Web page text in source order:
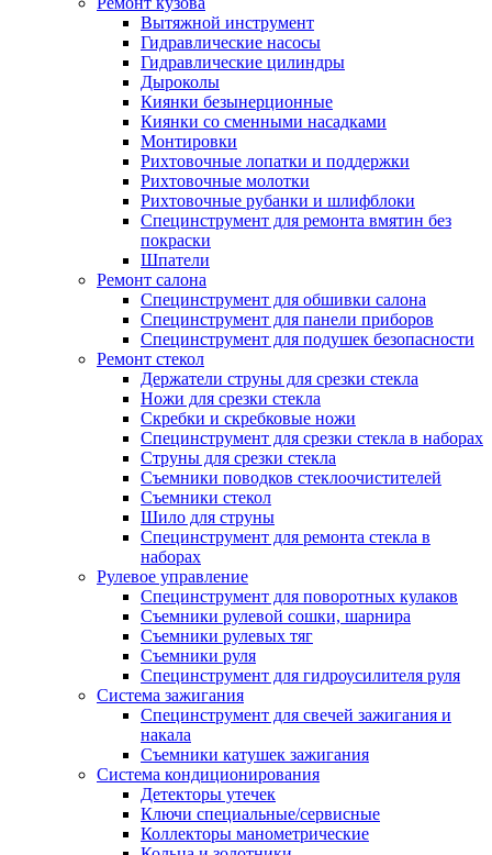
Вытяжной инструмент
Гидравлические насосы
Гидравлические цилиндры
Дыроколы
Киянки безынерционные
Киянки со сменными насадками
Монтировки
Рихтовочные лопатки и поддержки
Рихтовочные молотки
Рихтовочные рубанки и шлифблоки
Специнструмент для ремонта вмятин без
покраски
Шпатели
Ремонт салона
Специнструмент для обшивки салона
Специнструмент для панели приборов
Специнструмент для подушек безопасности
Ремонт стекол
Держатели струны для срезки стекла
Ножи для срезки стекла
Скребки и скребковые ножи
Специнструмент для срезки стекла в наборах
Струны для срезки стекла
Съемники поводков стеклоочистителей
Съемники стекол
Шило для струны
Специнструмент для ремонта стекла в
наборах
Рулевое управление
Специнструмент для поворотных кулаков
Съемники рулевой сошки, шарнира
Съемники рулевых тяг
Съемники руля
Специнструмент для гидроусилителя руля
Система зажигания
Специнструмент для свечей зажигания и
накала
Съемники катушек зажигания
Система кондиционирования
Детекторы утечек
Ключи специальные/сервисные
Коллекторы манометрические